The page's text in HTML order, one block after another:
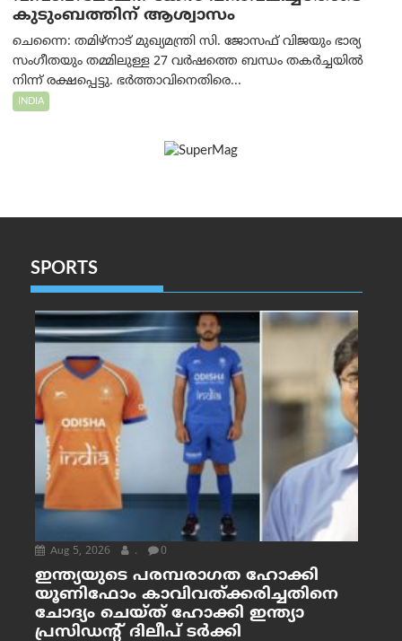
കുടുംബത്തിന് ആശ്വാസം
ചെന്നൈ: തമിഴ്‌നാട് മുഖ്യമന്ത്രി സി. ജോസഫ് വിജയും ഭാര്യ
സംഗീതയും തമ്മിലുള്ള 27 വർഷത്തെ ബന്ധം തകർച്ചയിൽ
നിന്ന് രക്ഷപ്പെട്ടു. ഭർത്താവിനെതിരെ...
INDIA
SPORTS
Aug 5, 2026 . 0
ഇന്ത്യയുടെ പരമ്പരാഗത ഹോക്കി
യൂണിഫോം കാവിവത്ക്കരിച്ചതിനെ
ചോദ്യം ചെയ്ത് ഹോക്കി ഇന്ത്യാ
പ്രസിഡന്റ് ദിലീപ് ടര്‍ക്കി